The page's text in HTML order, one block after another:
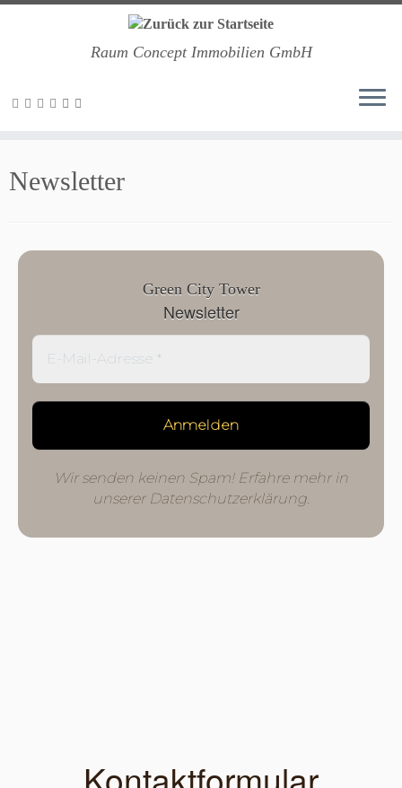
springen
Raum Concept Immobilien GmbH
Newsletter
Green City Tower
Newsletter
E-
Mail-
Adresse
*
Wir senden keinen Spam! Erfahre mehr in
unserer Datenschutzerklärung